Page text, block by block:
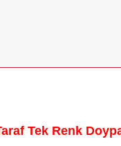
Tek Renk